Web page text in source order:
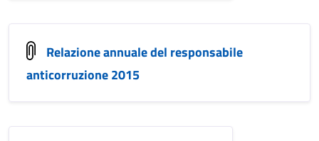
Relazione annuale del responsabile
anticorruzione 2015